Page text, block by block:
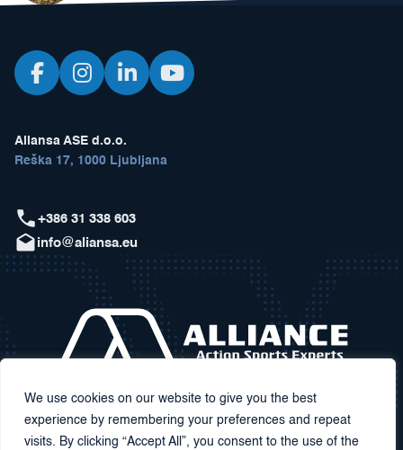
We use cookies on our website to give you the best
experience by remembering your preferences and repeat
visits. By clicking “Accept All”, you consent to the use of the
Aliansa ASE d.o.o.
Reška 17, 1000 Ljubljana
+386 31 338 603
info@aliansa.eu